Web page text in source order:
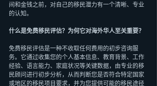
间和金钱之前，对自己的移民潜力有一个清晰、专业
的认知。
什么是免费移民评估？为何它对海外华人至关重要？
免费移民评估是一种不收取任何费用的初步咨询服
务。它通过收集您的个人基本信息、教育背景、工作
经验、语言能力、家庭状况等关键数据，由专业的移
民顾问进行初步分析，从而判断您是否符合特定国家
或地区的移民项目要求，并为您提供可能的移民途径